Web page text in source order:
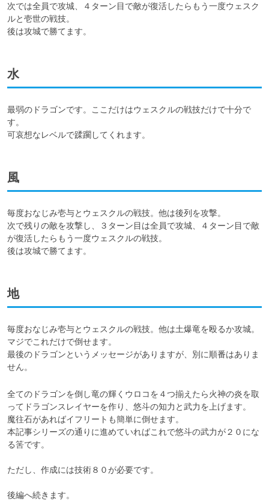
次では全員で攻城、４ターン目で敵が復活したらもう一度ウェスク
ルと壱世の戦技。
後は攻城で勝てます。
水
最弱のドラゴンです。ここだけはウェスクルの戦技だけで十分で
す。
可哀想なレベルで蹂躙してくれます。
風
毎度おなじみ壱与とウェスクルの戦技。他は後列を攻撃。
次で残りの敵を攻撃し、３ターン目は全員で攻城、４ターン目で敵
が復活したらもう一度ウェスクルの戦技。
後は攻城で勝てます。
地
毎度おなじみ壱与とウェスクルの戦技。他は土爆竜を殴るか攻城。
マジでこれだけで倒せます。
最後のドラゴンというメッセージがありますが、別に順番はありま
せん。
全てのドラゴンを倒し竜の輝くウロコを４つ揃えたら火神の炎を取
ってドラゴンスレイヤーを作り、悠斗の知力と武力を上げます。
魔往石があればイフリートも簡単に倒せます。
本記事シリーズの通りに進めていればこれで悠斗の武力が２０にな
る筈です。
ただし、作成には技術８０が必要です。
後編へ続きます。